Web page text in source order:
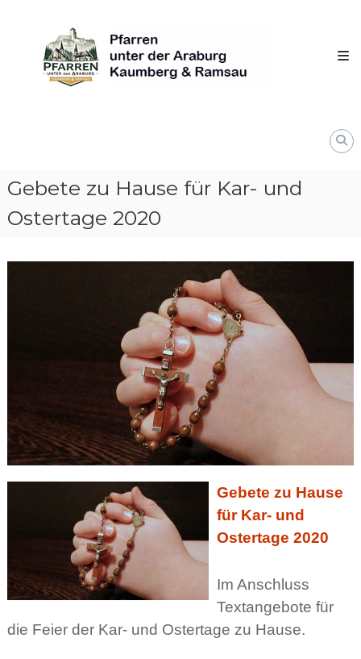
content
unter
derAraburg
Kaumberg
Gebete zu Hause für Kar- und
Ostertage 2020
Gebete zu Hause
für Kar- und
Ostertage 2020
Im Anschluss
Textangebote für
die Feier der Kar- und Ostertage zu Hause.